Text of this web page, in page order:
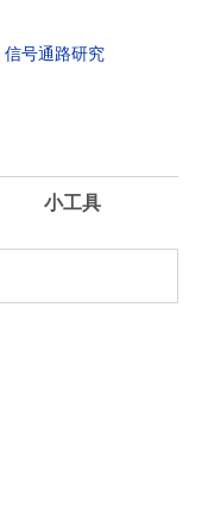
信号通路研究
小工具